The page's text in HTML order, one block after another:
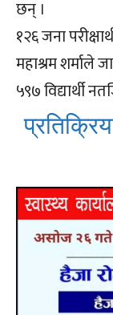
छन् ।
१२६ जना
महाश्रम शर्माले
५९७ विद्यार्थी